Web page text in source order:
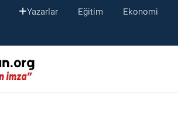
Yazarlar Eğitim Ekonomi